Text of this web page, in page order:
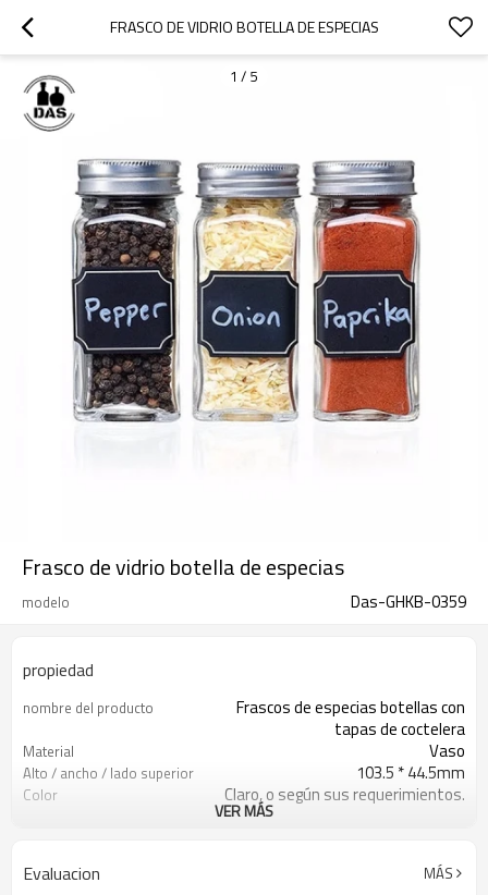
FRASCO DE VIDRIO BOTELLA DE ESPECIAS
1 / 5
Frasco de vidrio botella de especias
modelo Das-GHKB-0359
propiedad
nombre del producto
Frascos de especias botellas con
tapas de coctelera
Material Vaso
Alto / ancho / lado superior 103.5 * 44.5mm
Color Claro, o según sus requerimientos.
Xuzhou, Jiangsu, China
OEM Bienvenido
VER MÁS
Evaluacion MÁS